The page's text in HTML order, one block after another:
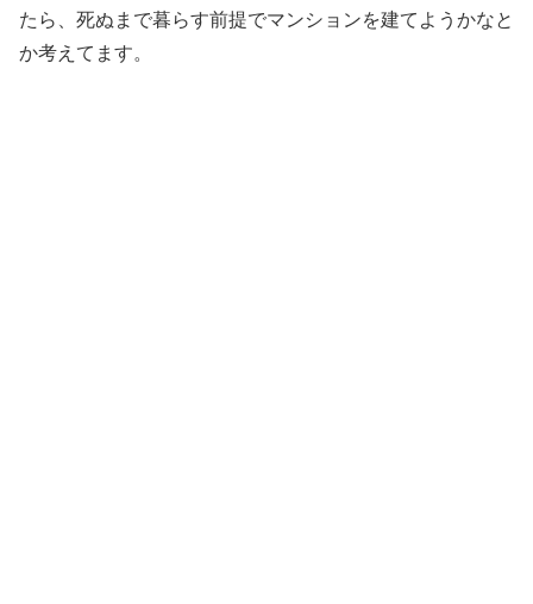
たら、死ぬまで暮らす前提でマンションを建てようかなと
か考えてます。